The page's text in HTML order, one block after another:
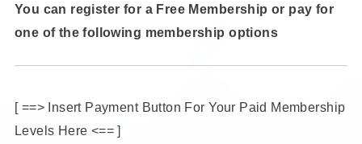
You can register for a Free Membership or pay for
one of the following membership options
[ ==> Insert Payment Button For Your Paid Membership
Levels Here <== ]